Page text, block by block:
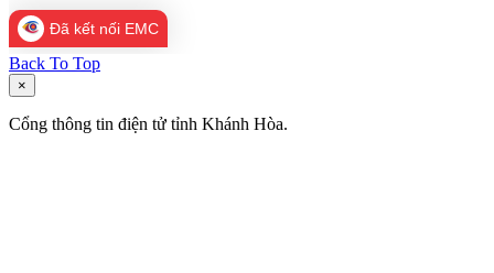
Đã kết nối EMC
Back To Top
×
Cổng thông tin điện tử tỉnh Khánh Hòa.